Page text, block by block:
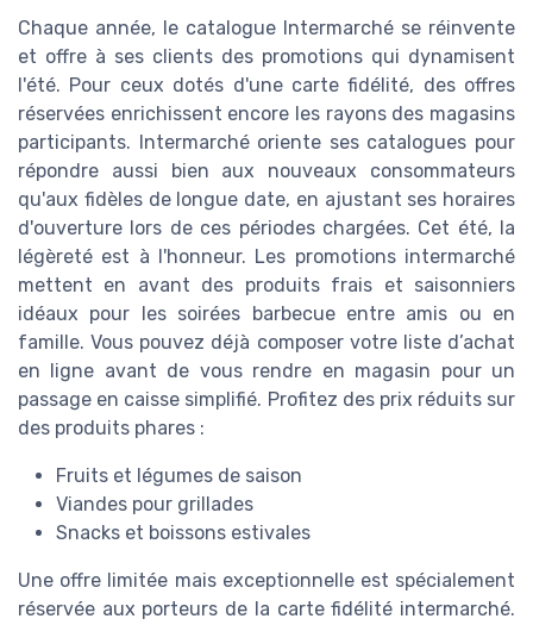
Chaque année, le catalogue Intermarché se réinvente
et offre à ses clients des promotions qui dynamisent
l'été. Pour ceux dotés d'une carte fidélité, des offres
réservées enrichissent encore les rayons des magasins
participants. Intermarché oriente ses catalogues pour
répondre aussi bien aux nouveaux consommateurs
qu'aux fidèles de longue date, en ajustant ses horaires
d'ouverture lors de ces périodes chargées. Cet été, la
légèreté est à l'honneur. Les promotions intermarché
mettent en avant des produits frais et saisonniers
idéaux pour les soirées barbecue entre amis ou en
famille. Vous pouvez déjà composer votre liste d’achat
en ligne avant de vous rendre en magasin pour un
passage en caisse simplifié. Profitez des prix réduits sur
des produits phares :
Fruits et légumes de saison
Viandes pour grillades
Snacks et boissons estivales
Une offre limitée mais exceptionnelle est spécialement
réservée aux porteurs de la carte fidélité intermarché.